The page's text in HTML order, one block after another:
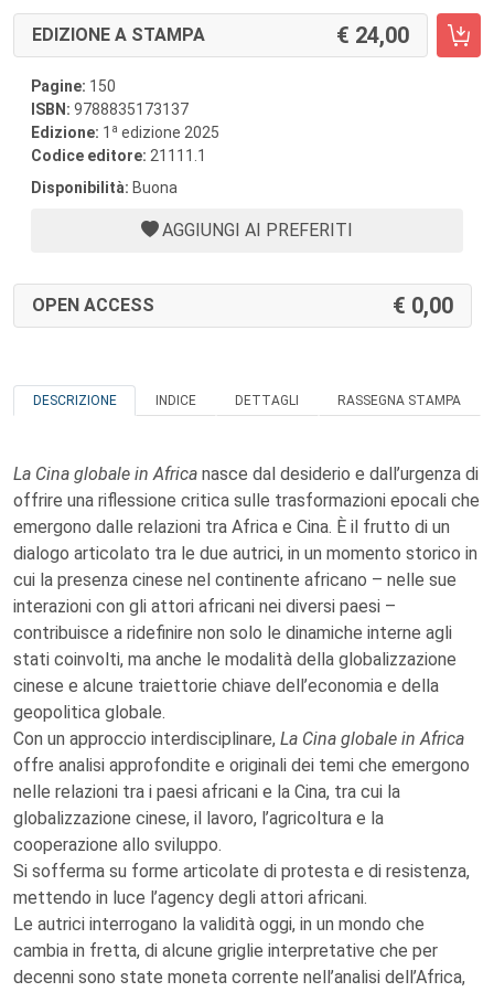
EDIZIONE A STAMPA 24,00
Pagine: 150
ISBN: 9788835173137
Edizione: 1 a edizione 2025
Codice editore: 21111.1
Disponibilità: Buona
AGGIUNGI AI PREFERITI
OPEN ACCESS 0,00
DESCRIZIONE INDICE DETTAGLI RASSEGNA STAMPA
La Cina globale in Africa nasce dal desiderio e dall’urgenza di
offrire una riflessione critica sulle trasformazioni epocali che
emergono dalle relazioni tra Africa e Cina. È il frutto di un
dialogo articolato tra le due autrici, in un momento storico in
cui la presenza cinese nel continente africano – nelle sue
interazioni con gli attori africani nei diversi paesi –
contribuisce a ridefinire non solo le dinamiche interne agli
stati coinvolti, ma anche le modalità della globalizzazione
cinese e alcune traiettorie chiave dell’economia e della
geopolitica globale.
Con un approccio interdisciplinare, La Cina globale in Africa
offre analisi approfondite e originali dei temi che emergono
nelle relazioni tra i paesi africani e la Cina, tra cui la
globalizzazione cinese, il lavoro, l’agricoltura e la
cooperazione allo sviluppo.
Si sofferma su forme articolate di protesta e di resistenza,
mettendo in luce l’agency degli attori africani.
Le autrici interrogano la validità oggi, in un mondo che
cambia in fretta, di alcune griglie interpretative che per
decenni sono state moneta corrente nell’analisi dell’Africa,